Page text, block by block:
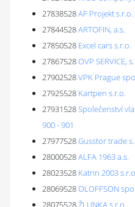
27838528AF Projekt s.r.o.
27844528ARTOFIN, a.s.
27850528 Excel cars s.r.o.
27867528OVP SERVICE,
27902528VPK Prague
27925528 Kartpen s.r.o.
27931528Společenství
900 - 901
27977528Gusstor trade
28000528ALFA 1963 a.s.
28023528 Katrin 2003
28069528OLOFFSON
28075528ŽLUNKA s.r.o.